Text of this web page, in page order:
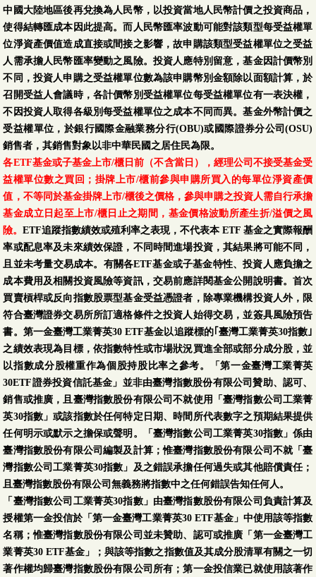
中國大陸地區後再兌換為人民幣，以投資當地人民幣計價之投資商品，
使得結轉匯成本因此提高。而人民幣匯率波動可能對該類型每受益權單
位淨資產價值造成直接或間接之影響，故申購該類型受益權單位之受益
人需承擔人民幣匯率變動之風險。投資人應特別留意，基金因計價幣別
不同，投資人申購之受益權單位數為該申購幣別金額除以面額計算，於
召開受益人會議時，各計價幣別受益權單位每受益權單位有一表決權，
不因投資人取得各級別每受益權單位之成本不同而異。基金外幣計價之
受益權單位，於銀行國際金融業務分行(OBU)或國際證券分公司(OSU)
銷售者，其銷售對象以非中華民國之居住民為限。
各ETF基金或子基金上市/櫃日前（不含當日），經理公司不接受基金受
益權單位數之買回；掛牌上市/櫃前參與申購所買入的每單位淨資產價
值，不等同於基金掛牌上市/櫃後之價格，參與申購之投資人需自行承擔
基金成立日起至上市/櫃日止之期間，基金價格波動所產生折/溢價之風
險。ETF追蹤指數績效或殖利率之表現，不代表本 ETF 基金之實際報酬
率或配息率及未來績效保證，不同時間進場投資，其結果將可能不同，
且並未考量交易成本。有關各ETF基金或子基金特性、投資人應負擔之
成本費用及相關投資風險等資訊，交易前應詳閱基金公開說明書。首次
買賣槓桿或反向指數股票型基金受益憑證者，除專業機構投資人外，限
符合臺灣證券交易所所訂適格條件之投資人始得交易，並簽具風險預告
書。第一金臺灣工業菁英30 ETF基金以追蹤標的｢臺灣工業菁英30指數｣
之績效表現為目標，依指數特性或市場狀況買進全部或部分成分股，並
以指數成分股權重作為個股持股比率之參考。「第一金臺灣工業菁英
30ETF證券投資信託基金」並非由臺灣指數股份有限公司贊助、認可、
銷售或推廣，且臺灣指數股份有限公司不就使用「臺灣指數公司工業菁
英30指數」或該指數於任何特定日期、時間所代表數字之預期結果提供
任何明示或默示之擔保或聲明。「臺灣指數公司工業菁英30指數」係由
臺灣指數股份有限公司編製及計算；惟臺灣指數股份有限公司不就「臺
灣指數公司工業菁英30指數」及之錯誤承擔任何過失或其他賠償責任；
且臺灣指數股份有限公司無義務將指數中之任何錯誤告知任何人。
「臺灣指數公司工業菁英30指數」由臺灣指數股份有限公司負責計算及
授權第一金投信於「第一金臺灣工業菁英30 ETF基金」中使用該等指數
名稱；惟臺灣指數股份有限公司並未贊助、認可或推廣「第一金臺灣工
業菁英30 ETF基金」；與該等指數之指數值及其成分股清單有關之一切
著作權均歸臺灣指數股份有限公司所有；第一金投信業已就使用該著作